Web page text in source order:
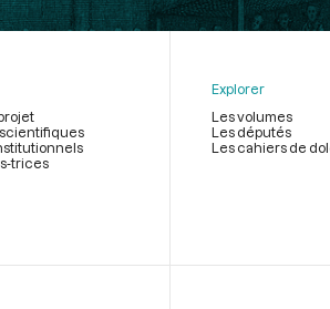
trices
Explorer
Les volumes
Les députés
Les cahiers de